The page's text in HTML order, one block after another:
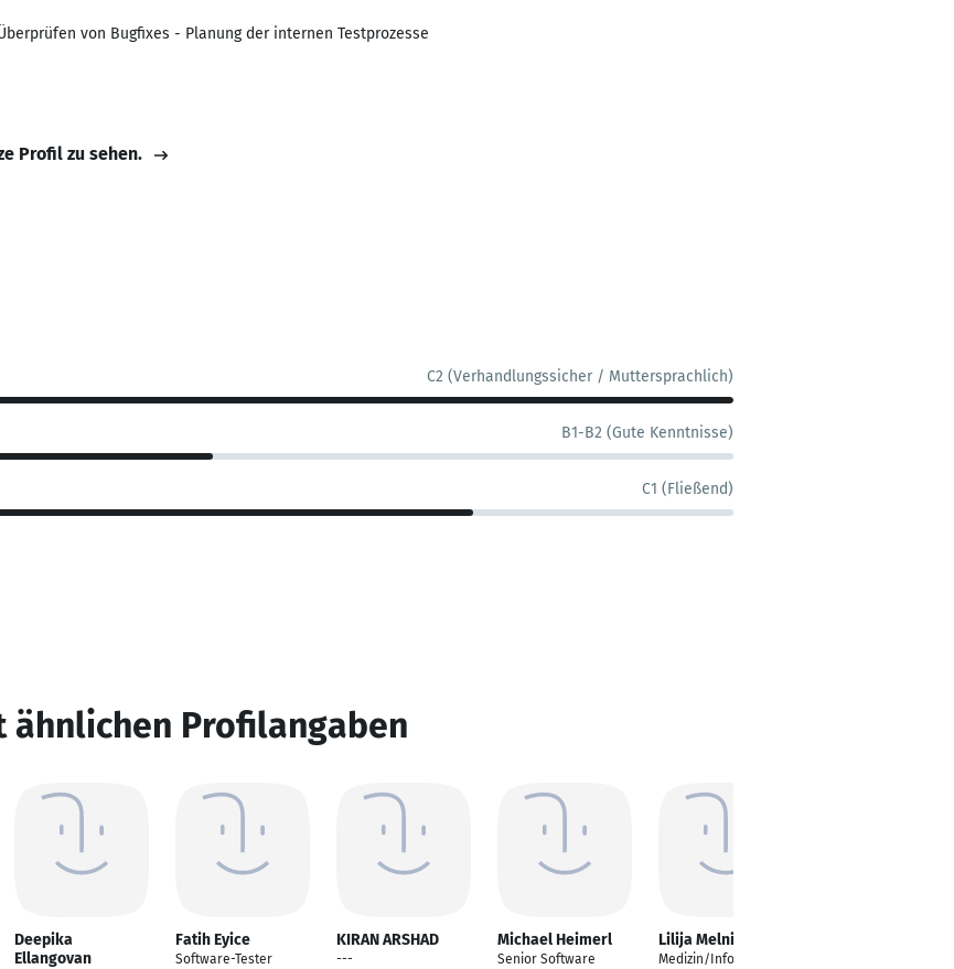
von Bugfixes - Planung der internen Testprozesse
Profil zu sehen.
C2 (Verhandlungssicher / Muttersprachlich)
B1-B2 (Gute Kenntnisse)
C1 (Fließend)
ähnlichen Profilangaben
Deepika
Ellangovan
Fatih Eyice
Software-Tester
KIRAN ARSHAD
---
Michael Heimerl
Senior Software
Lilija Melnik
Medizin/Informatik